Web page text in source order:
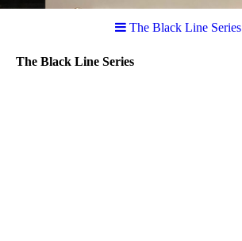
The Black Line Series
The Black Line Series